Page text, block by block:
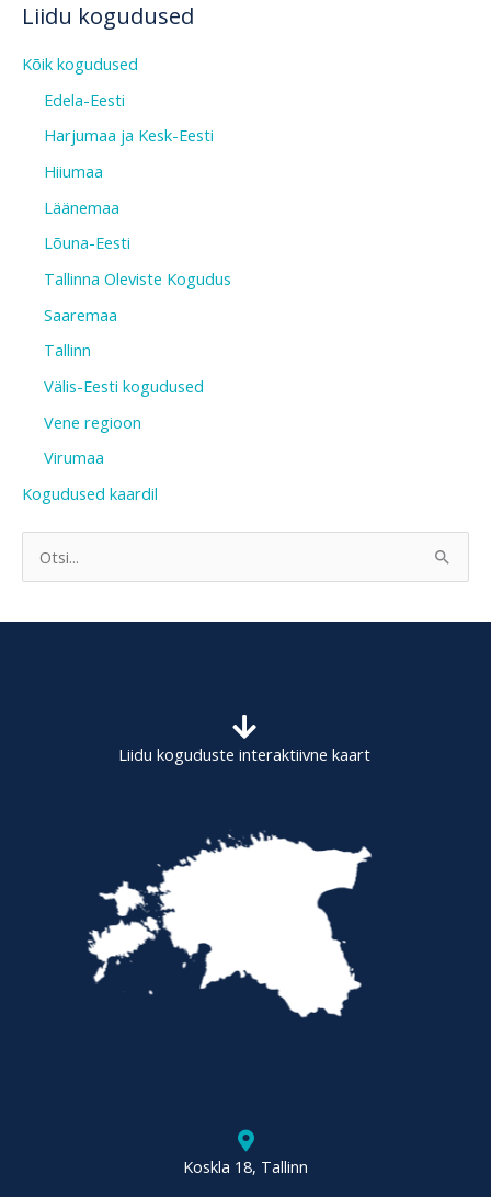
Liidu kogudused
Kõik kogudused
Edela-Eesti
Harjumaa ja Kesk-Eesti
Hiiumaa
Läänemaa
Lõuna-Eesti
Tallinna Oleviste Kogudus
Saaremaa
Tallinn
Välis-Eesti kogudused
Vene regioon
Virumaa
Kogudused kaardil
a
Liidu koguduste interaktiivne kaart
Koskla 18, Tallinn